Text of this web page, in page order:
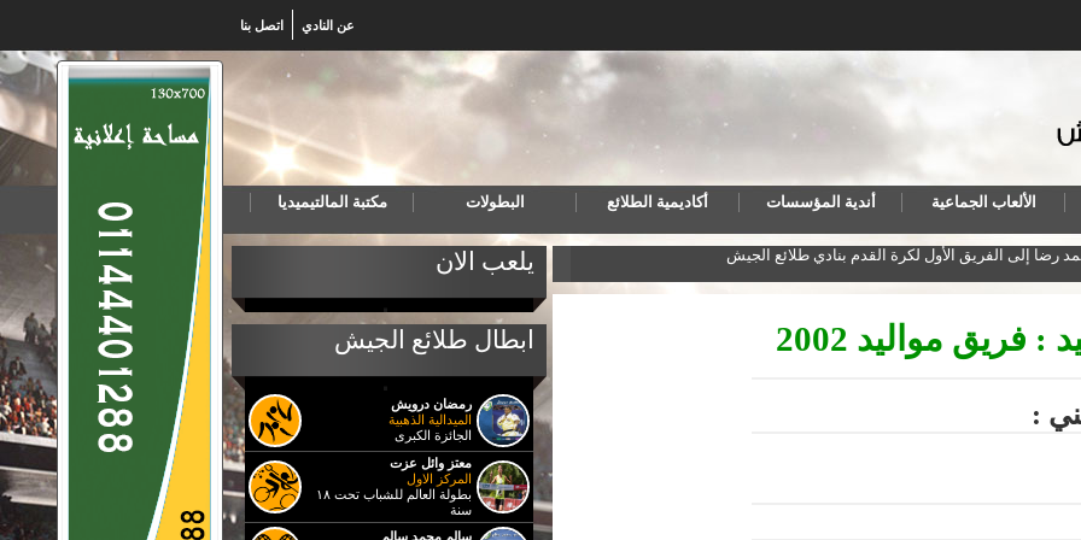
اتصل بنا عن النادي
الألعاب الجماعية أندية المؤسسات أكاديمية الطلائع البطولات مكتبة المالتيميديا
يلعب الان
ابطال طلائع الجيش
رمضان درويش
الميدالية الذهبية
الجائزة الكبرى
معتز وائل عزت
المركز الاول
بطولة العالم للشباب تحت ١٨
سنة
سالم محمد سالم
المنتخب المصري لكرة اليد للناشئين يهزم البرتغال ويتأهل لنهائي بطولة العالم رضا إلى الفريق الأول لكرة القدم بنادي طلائع الجيش
: فريق مواليد 2002
: